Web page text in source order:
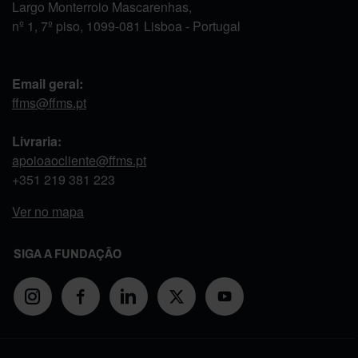
Largo Monterroio Mascarenhas,
nº 1, 7º piso, 1099-081 Lisboa - Portugal
Email geral:
ffms@ffms.pt
Livraria:
apoioaocliente@ffms.pt
+351 219 381 223
Ver no mapa
SIGA A FUNDAÇÃO